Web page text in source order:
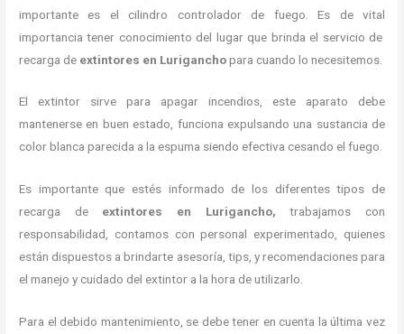
importante es el cilindro controlador de fuego. Es de vital
importancia tener conocimiento del lugar que brinda el servicio de
recarga de extintores en Luriganchopara cuando lo necesitemos.
El extintor sirve para apagar incendios, este aparato debe
mantenerse en buen estado, funciona expulsando una sustancia de
color blanca parecida a la espuma siendo efectiva cesando el fuego.
Es importante que estés informado de los diferentes tipos de
recarga de extintores en Lurigancho,trabajamos con
responsabilidad, contamos con personal experimentado, quienes
están dispuestos a brindarte asesoría, tips, y recomendaciones para
el manejo y cuidado del extintor a la hora de utilizarlo.
Para el debido mantenimiento, se debe tener en cuenta la última vez